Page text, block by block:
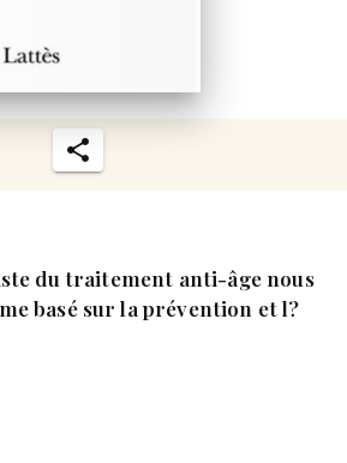
du traitement anti-âge nous
basé sur la prévention et l?